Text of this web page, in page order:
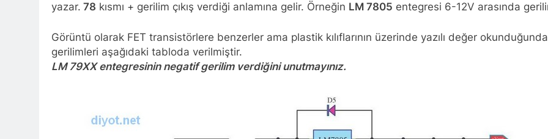
yazar. 78 kısmı + gerilim çıkış verdiği anlamına gelir. Örneğin LM 7805 entegresi 6-12V arasında
Görüntü olarak FET transistörlere benzerler ama plastik kılıflarının üzerinde yazılı değer
gerilimleri aşağıdaki tabloda verilmiştir.
LM 79XX entegresinin negatif gerilim verdiğini unutmayınız.